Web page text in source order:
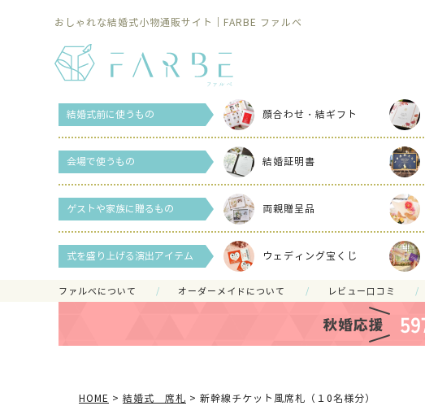
おしゃれな結婚式小物通販サイト｜FARBE ファルベ
結婚式前に使うもの 顔合わせ・結ギフト
会場で使うもの 結婚証明書
ゲストや家族に贈るもの 両親贈呈品
式を盛り上げる演出アイテム ウェディング宝くじ
ファルべについて オーダーメイドについて レビュー口コミ
HOME 結婚式 席札 新幹線チケット風席札（１0名様分）